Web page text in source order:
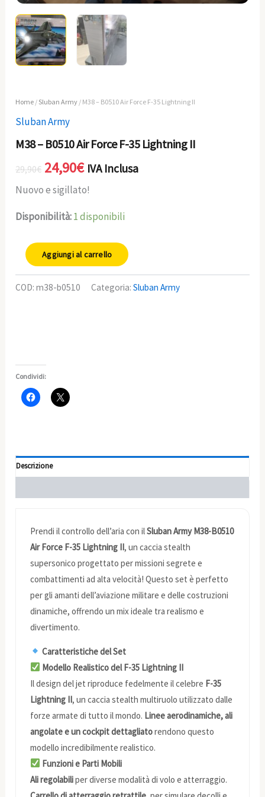
Home / Sluban Army / M38 – B0510 Air Force F-35 Lightning II
Sluban Army
M38 – B0510 Air Force F-35 Lightning II
29,90€ 24,90€ IVA Inclusa
Nuovo e sigillato!
Disponibilità:1 disponibili
Aggiungi al carrello
COD:m38-b0510 Categoria:Sluban Army
Condividi:
Descrizione
Prendi il controllo dell’aria con ilSluban Army M38-B0510
Air Force F-35 Lightning II, un caccia stealth
supersonico progettato per missioni segrete e
combattimenti ad alta velocità! Questo set è perfetto
per gli amanti dell’aviazione militare e delle costruzioni
dinamiche, offrendo un mix ideale tra realismo e
divertimento.
Caratteristiche del Set
Modello Realistico del F-35 Lightning II
Il design del jet riproduce fedelmente il celebre F-35
Lightning II, un caccia stealth multiruolo utilizzato dalle
forze armate di tutto il mondo. Linee aerodinamiche, ali
angolate e un cockpit dettagliatorendono questo
modello incredibilmente realistico.
Funzioni e Parti Mobili
Ali regolabiliper diverse modalità di volo e atterraggio.